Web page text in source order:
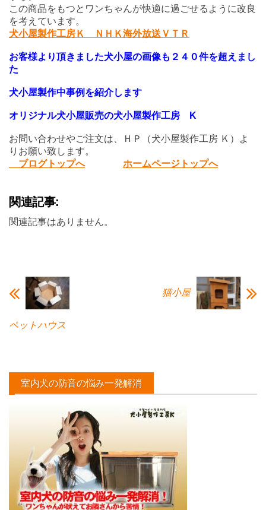
この商品をもつとワンちゃんが快適に過ごせるように改良
を考えています。
犬小屋製作工房Ｋ ＮＨＫ海外放送ＶＴＲ
お客様より頂きました犬小屋の画像も２４０件を超えまし
た
犬小屋製作中事例を紹介します
オリジナル犬小屋販売の犬小屋製作工房 K
お問い合わせやご注文は、ＨＰ（犬小屋製作工房 Ｋ）よ
りお願い致します。
ブログトップへ
ホームページトップへ
関連記事:
関連記事はありません。
ペットハウス
猫小屋
室内犬の防音の悩み一発解消